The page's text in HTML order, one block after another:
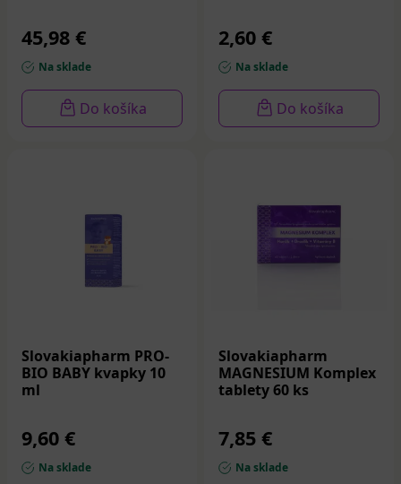
45,98 €
Na sklade
Do košíka
2,60 €
Na sklade
Do košíka
Slovakiapharm PRO-
BIO BABY kvapky 10
ml
9,60 €
Na sklade
Slovakiapharm
MAGNESIUM Komplex
tablety 60 ks
7,85 €
Na sklade